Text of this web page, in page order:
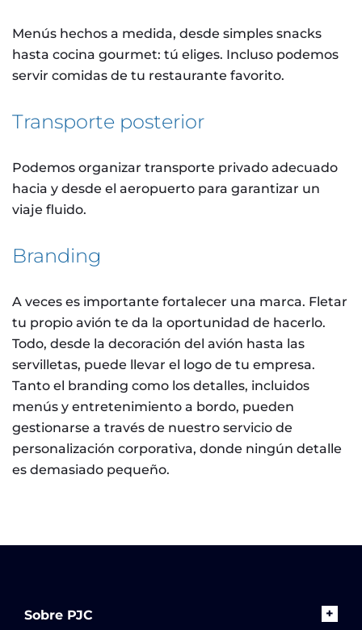
Menús hechos a medida, desde simples snacks
hasta cocina gourmet: tú eliges. Incluso podemos
servir comidas de tu restaurante favorito.
Transporte posterior
Podemos organizar transporte privado adecuado
hacia y desde el aeropuerto para garantizar un
viaje fluido.
Branding
A veces es importante fortalecer una marca. Fletar
tu propio avión te da la oportunidad de hacerlo.
Todo, desde la decoración del avión hasta las
servilletas, puede llevar el logo de tu empresa.
Tanto el branding como los detalles, incluidos
menús y entretenimiento a bordo, pueden
gestionarse a través de nuestro servicio de
personalización corporativa, donde ningún detalle
es demasiado pequeño.
Sobre PJC